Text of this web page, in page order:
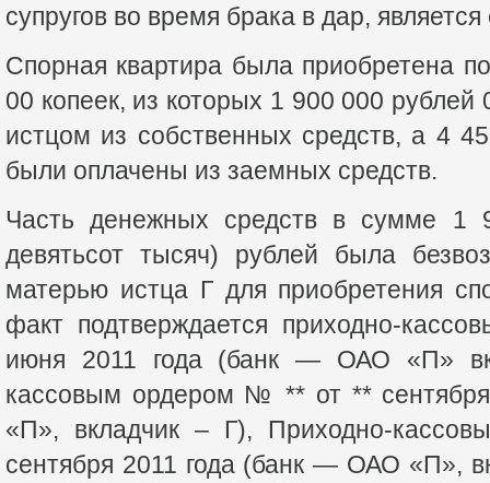
супругов во время брака в дар,
Спорная квартира была приобретена
00 копеек, из которых 1 900 000
истцом из собственных средств, а 4
были оплачены из заемных средств.
Часть денежных средств в сумме 1
девятьсот тысяч) рублей была
матерью истца Г для приобретения
факт подтверждается приходно-
июня 2011 года (банк — ОАО «П»
кассовым ордером № ** от **
«П», вкладчик – Г), Приходно-
сентября 2011 года (банк — ОАО «П»,